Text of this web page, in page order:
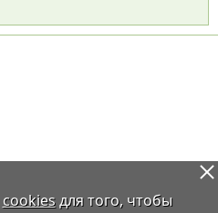
cookiesдля того, чтобы